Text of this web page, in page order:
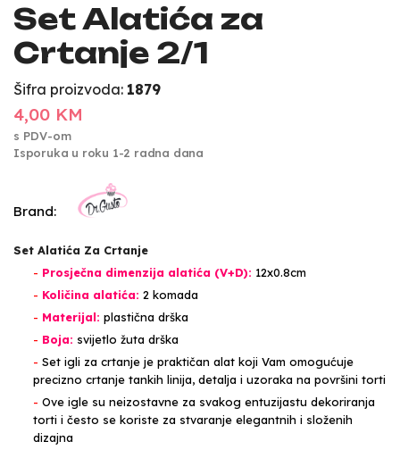
Set Alatića za
Crtanje 2/1
Šifra proizvoda: 1879
4,00 KM
s PDV-om
Isporuka u roku 1-2 radna dana
Brand:
Set Alatića Za Crtanje
- Prosječna dimenzija alatića (V+D): 12x0.8cm
- Količina alatića: 2 komada
- Materijal: plastična drška
- Boja: svijetlo žuta drška
- Set igli za crtanje je praktičan alat koji Vam omogućuje
precizno crtanje tankih linija, detalja i uzoraka na površini torti
- Ove igle su neizostavne za svakog entuzijastu dekoriranja
torti i često se koriste za stvaranje elegantnih i složenih
dizajna